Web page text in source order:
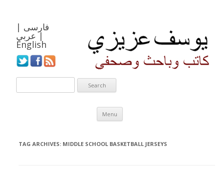
فارسی |
عربي |
English
Menu
Skip to content
TAG ARCHIVES: MIDDLE SCHOOL BASKETBALL JERSEYS